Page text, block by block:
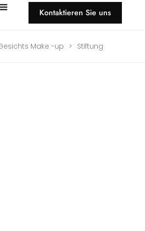
Kontaktieren Sie uns
Make -up > Stiftung